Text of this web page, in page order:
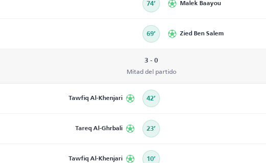
74’ Malek Baayou
69’ Zied Ben Salem
3 - 0
Mitad del partido
Tawfiq Al-Khenjari 42’
Tareq Al-Ghrbali 23’
Tawfiq Al-Khenjari 10’